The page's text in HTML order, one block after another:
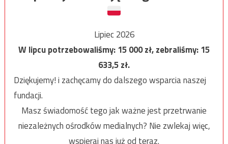
Lipiec 2026
W lipcu potrzebowaliśmy:15 000zł, zebraliśmy:15
633,5zł.
Dziękujemy! i zachęcamy do dalszego wsparcia naszej
fundacji.
Masz świadomość tego jak ważne jest przetrwanie
niezależnych ośrodków medialnych? Nie zwlekaj więc,
wspieraj nas już od teraz.